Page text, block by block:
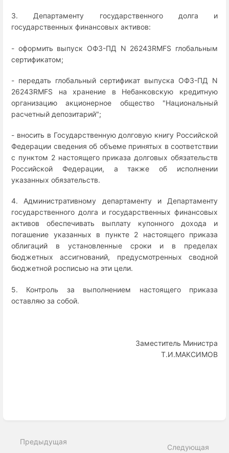
3. Департаменту государственного долга и
государственных финансовых активов:
- оформить выпуск ОФЗ-ПД N 26243RMFS глобальным
сертификатом;
- передать глобальный сертификат выпуска ОФЗ-ПД N
26243RMFS на хранение в Небанковскую кредитную
организацию акционерное общество "Национальный
расчетный депозитарий";
- вносить в Государственную долговую книгу Российской
Федерации сведения об объеме принятых в соответствии
с пунктом 2 настоящего приказа долговых обязательств
Российской Федерации, а также об исполнении
указанных обязательств.
4. Административному департаменту и Департаменту
государственного долга и государственных финансовых
активов обеспечивать выплату купонного дохода и
погашение указанных в пункте 2 настоящего приказа
облигаций в установленные сроки и в пределах
бюджетных ассигнований, предусмотренных сводной
бюджетной росписью на эти цели.
5. Контроль за выполнением настоящего приказа
оставляю за собой.
Заместитель Министра
Т.И.МАКСИМОВ
mode
Предыдущая
Следующая